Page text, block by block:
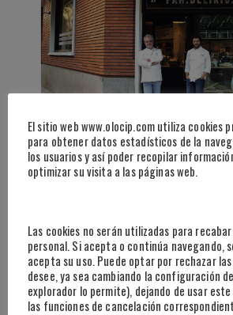
El sitio web www.olocip.com utiliza cookies
para obtener datos estadísticos de la
los usuarios y así poder recopilar
optimizar su visita a las páginas web.
Las cookies no serán utilizadas para
personal. Si acepta o continúa navegando,
acepta su uso. Puede optar por rechazar
desee, ya sea cambiando la configuración
explorador lo permite), dejando de usar
las funciones de cancelación